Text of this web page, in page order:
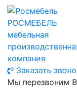
РОСМЕБЕЛЬ
мебельная
компания
Заказать
Мы перезвоним